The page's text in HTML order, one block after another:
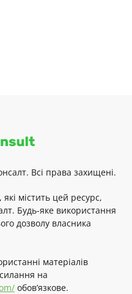
Всі права захищені.
містить цей ресурс,
Будь-яке використання
дозволу власника
матеріалів
на
обов’язкове.